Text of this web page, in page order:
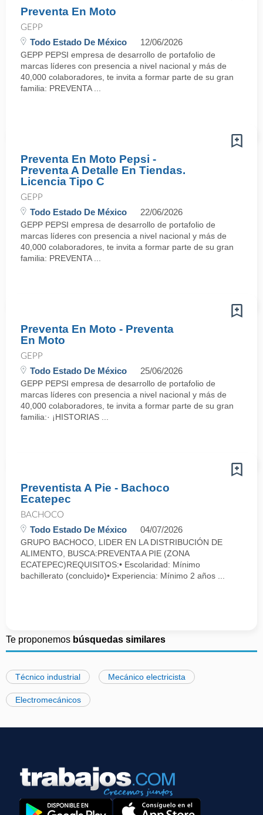
Preventa En Moto
GEPP
Todo Estado De México 12/06/2026
GEPP PEPSI empresa de desarrollo de portafolio de
marcas líderes con presencia a nivel nacional y más de
40,000 colaboradores, te invita a formar parte de su gran
familia: PREVENTA ...
Preventa En Moto Pepsi -
Preventa A Detalle En Tiendas.
Licencia Tipo C
GEPP
Todo Estado De México 22/06/2026
GEPP PEPSI empresa de desarrollo de portafolio de
marcas líderes con presencia a nivel nacional y más de
40,000 colaboradores, te invita a formar parte de su gran
familia: PREVENTA ...
Preventa En Moto - Preventa
En Moto
GEPP
Todo Estado De México 25/06/2026
GEPP PEPSI empresa de desarrollo de portafolio de
marcas líderes con presencia a nivel nacional y más de
40,000 colaboradores, te invita a formar parte de su gran
familia:· ¡HISTORIAS ...
Preventista A Pie - Bachoco
Ecatepec
BACHOCO
Todo Estado De México 04/07/2026
GRUPO BACHOCO, LIDER EN LA DISTRIBUCIÓN DE
ALIMENTO, BUSCA:PREVENTA A PIE (ZONA
ECATEPEC)REQUISITOS:• Escolaridad: Mínimo
bachillerato (concluido)• Experiencia: Mínimo 2 años ...
Te proponemos búsquedas similares
Técnico industrial Mecánico electricista
Electromecánicos